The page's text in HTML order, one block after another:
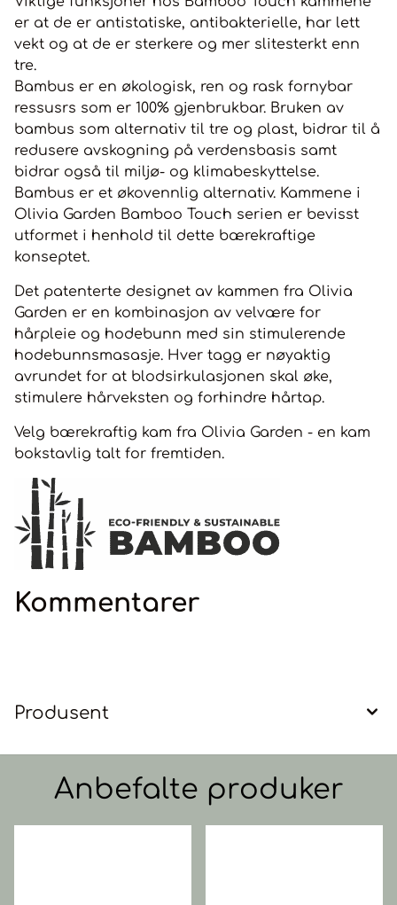
er at de er antistatiske, antibakterielle, har lett
vekt og at de er sterkere og mer slitesterkt enn
tre.
Bambus er en økologisk, ren og rask fornybar
ressusrs som er 100% gjenbrukbar. Bruken av
bambus som alternativ til tre og plast, bidrar til å
redusere avskogning på verdensbasis samt
bidrar også til miljø- og klimabeskyttelse.
Bambus er et økovennlig alternativ. Kammene i
Olivia Garden Bamboo Touch serien er bevisst
utformet i henhold til dette bærekraftige
konseptet.
Det patenterte designet av kammen fra Olivia
Garden er en kombinasjon av velvære for
hårpleie og hodebunn med sin stimulerende
hodebunnsmasasje. Hver tagg er nøyaktig
avrundet for at blodsirkulasjonen skal øke,
stimulere hårveksten og forhindre hårtap.
Velg bærekraftig kam fra Olivia Garden - en kam
bokstavlig talt for fremtiden.
Kommentarer
Produsent
Anbefalte produker